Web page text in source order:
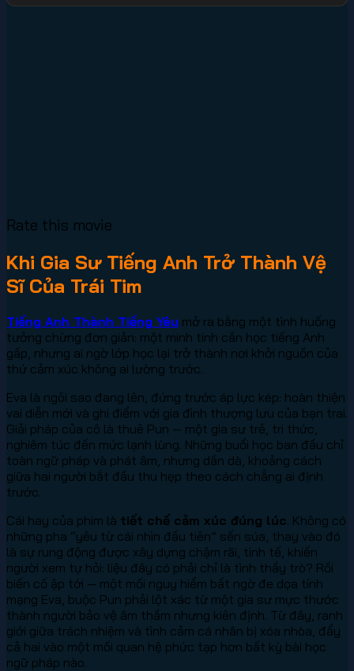
Rate this movie
Khi Gia Sư Tiếng Anh Trở Thành Vệ
Sĩ Của Trái Tim
Tiếng Anh Thành Tiếng Yêu mở ra bằng một tình huống
tưởng chừng đơn giản: một minh tinh cần học tiếng Anh
gấp, nhưng ai ngờ lớp học lại trở thành nơi khởi nguồn của
thứ cảm xúc không ai lường trước.
Eva là ngôi sao đang lên, đứng trước áp lực kép: hoàn thiện
vai diễn mới và ghi điểm với gia đình thượng lưu của bạn trai.
Giải pháp của cô là thuê Pun — một gia sư trẻ, tri thức,
nghiêm túc đến mức lạnh lùng. Những buổi học ban đầu chỉ
toàn ngữ pháp và phát âm, nhưng dần dà, khoảng cách
giữa hai người bắt đầu thu hẹp theo cách chẳng ai định
trước.
Cái hay của phim là tiết chế cảm xúc đúng lúc. Không có
những pha “yêu từ cái nhìn đầu tiên” sến súa, thay vào đó
là sự rung động được xây dựng chậm rãi, tinh tế, khiến
người xem tự hỏi: liệu đây có phải chỉ là tình thầy trò? Rồi
biến cố ập tới — một mối nguy hiểm bất ngờ đe dọa tính
mạng Eva, buộc Pun phải lột xác từ một gia sư mực thước
thành người bảo vệ âm thầm nhưng kiên định. Từ đây, ranh
giới giữa trách nhiệm và tình cảm cá nhân bị xóa nhòa, đẩy
cả hai vào một mối quan hệ phức tạp hơn bất kỳ bài học
ngữ pháp nào.